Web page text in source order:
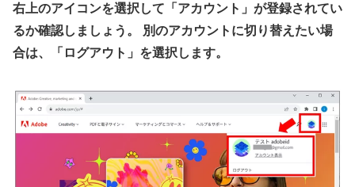
右上のアイコンを選択して「アカウント」が登録されてい
るか確認しましょう。 別のアカウントに切り替えたい場
合は、「ログアウト」を選択します。